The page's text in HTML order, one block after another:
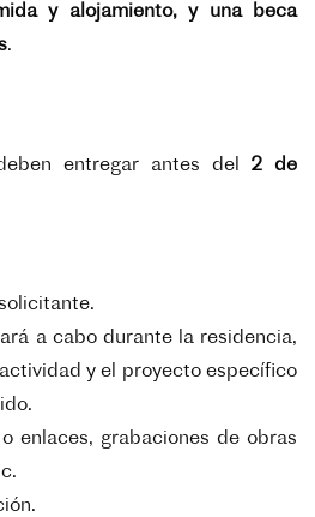
y alojamiento, y una beca
.
entregar antes del
2 de
a cabo durante la residencia,
y el proyecto específico
enlaces, grabaciones de obras